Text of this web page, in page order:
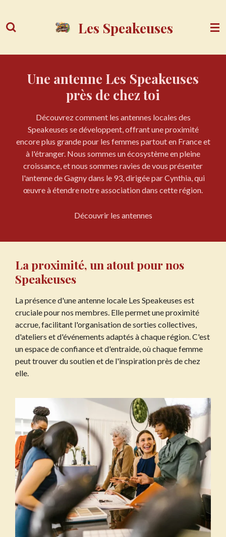
au
contenu
Les Speakeuses
Une antenne Les Speakeuses
près de chez toi
Découvrez comment les antennes locales des
Speakeuses se développent, offrant une proximité
encore plus grande pour les femmes partout en France et
à l'étranger. Nous sommes un écosystème en pleine
croissance, et nous sommes ravies de vous présenter
l'antenne de Gagny dans le 93, dirigée par Cynthia, qui
œuvre à étendre notre association dans cette région.
Découvrir les antennes
La proximité, un atout pour nos
Speakeuses
La présence d'une antenne locale Les Speakeuses est
cruciale pour nos membres. Elle permet une proximité
accrue, facilitant l'organisation de sorties collectives,
d'ateliers et d'événements adaptés à chaque région. C'est
un espace de confiance et d'entraide, où chaque femme
peut trouver du soutien et de l'inspiration près de chez
elle.